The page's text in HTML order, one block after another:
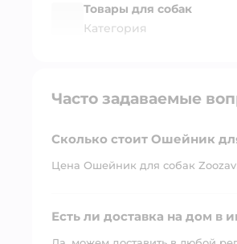
Товары для собак
Категория
Часто задаваемые
Сколько стоит Ошейник
Цена Ошейник для собак
Есть ли доставка на дом в